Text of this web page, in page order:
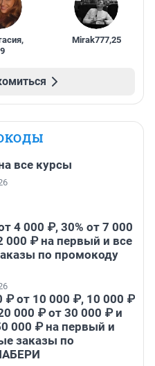
,
Mirak777,25
все курсы
4 000 ₽, 30% от 7 000
000 ₽ на первый и все
по промокоду
₽ от 10 000 ₽, 10 000 ₽
000 ₽ от 30 000 ₽ и
000 ₽ на первый и
заказы по